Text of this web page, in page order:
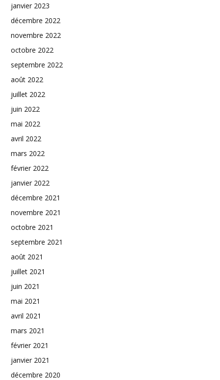
janvier 2023
décembre 2022
novembre 2022
octobre 2022
septembre 2022
août 2022
juillet 2022
juin 2022
mai 2022
avril 2022
mars 2022
février 2022
janvier 2022
décembre 2021
novembre 2021
octobre 2021
septembre 2021
août 2021
juillet 2021
juin 2021
mai 2021
avril 2021
mars 2021
février 2021
janvier 2021
décembre 2020